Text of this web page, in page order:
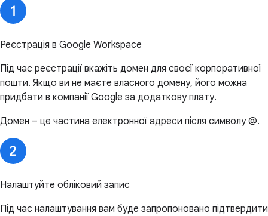
Реєстрація в Google Workspace
Під час реєстрації вкажіть домен для своєї корпоративної
пошти. Якщо ви не маєте власного домену, його можна
придбати в компанії Google за додаткову плату.
Домен – це частина електронної адреси після символу @.
Налаштуйте обліковий запис
Під час налаштування вам буде запропоновано підтвердити